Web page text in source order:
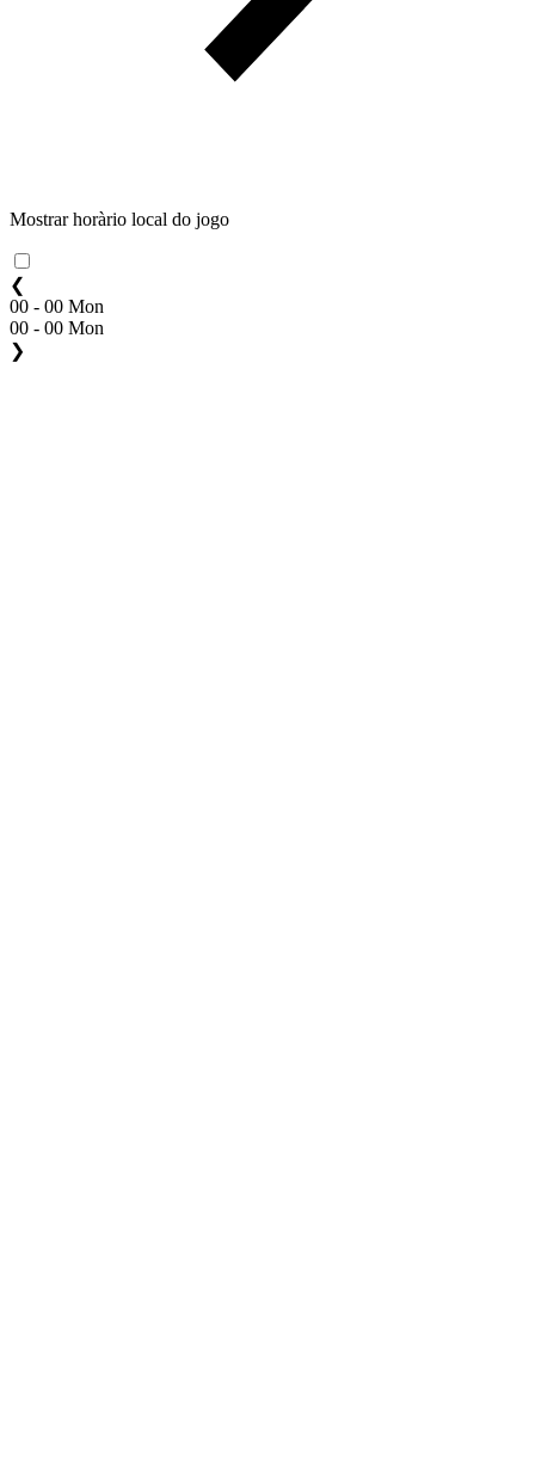
Mostrar horàrio local do jogo
❮
00 - 00 Mon
00 - 00 Mon
❯